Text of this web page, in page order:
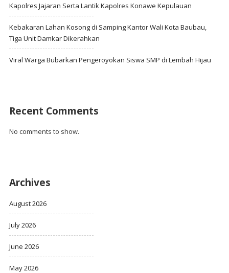
Kapolres Jajaran Serta Lantik Kapolres Konawe Kepulauan
Kebakaran Lahan Kosong di Samping Kantor Wali Kota Baubau,
Tiga Unit Damkar Dikerahkan
Viral Warga Bubarkan Pengeroyokan Siswa SMP di Lembah Hijau
Recent Comments
No comments to show.
Archives
August 2026
July 2026
June 2026
May 2026